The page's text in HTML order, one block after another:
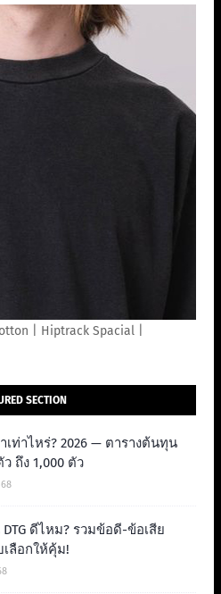
| Hiptrack Spacial |
SECTION
เท่าไหร่? 2026 — ตารางต้นทุน
ถึง 1,000 ตัว
ดีไหม? รวมข้อดี-ข้อเสีย
ลือกให้คุ้ม!